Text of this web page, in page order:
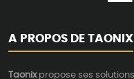
A PROPOS DE TAONIX
Taonixpropose ses